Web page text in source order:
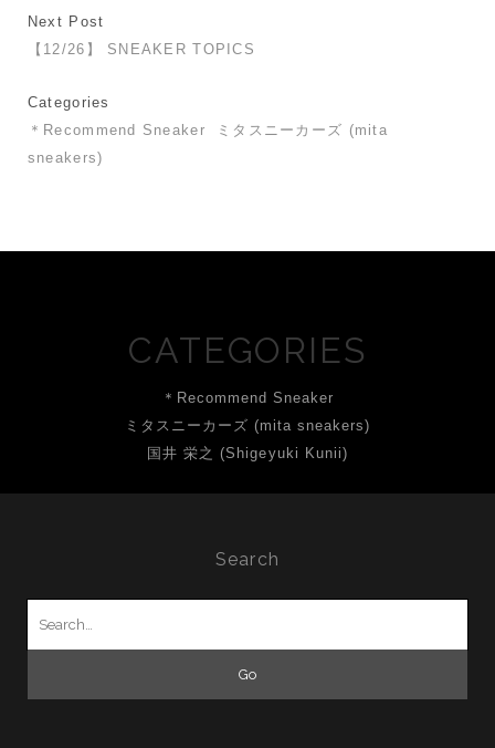
Next Post
【12/26】 SNEAKER TOPICS
Categories
＊Recommend Sneaker
ミタスニーカーズ (mita
sneakers)
CATEGORIES
＊Recommend Sneaker
ミタスニーカーズ (mita sneakers)
国井 栄之 (Shigeyuki Kunii)
Search